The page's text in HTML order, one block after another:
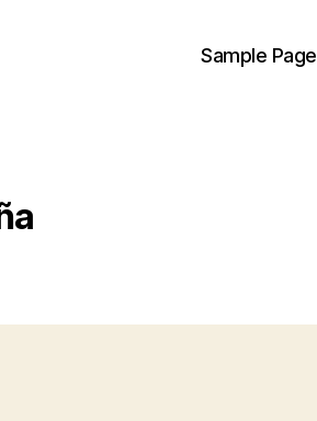
Sample Page